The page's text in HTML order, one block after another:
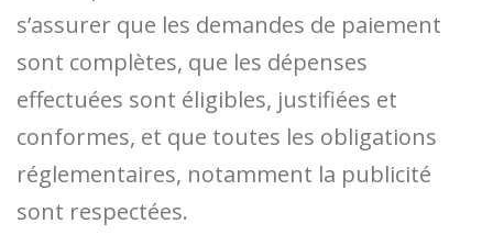
s’assurer que les demandes de paiement
sont complètes, que les dépenses
effectuées sont éligibles, justifiées et
conformes, et que toutes les obligations
réglementaires, notamment la publicité
sont respectées.